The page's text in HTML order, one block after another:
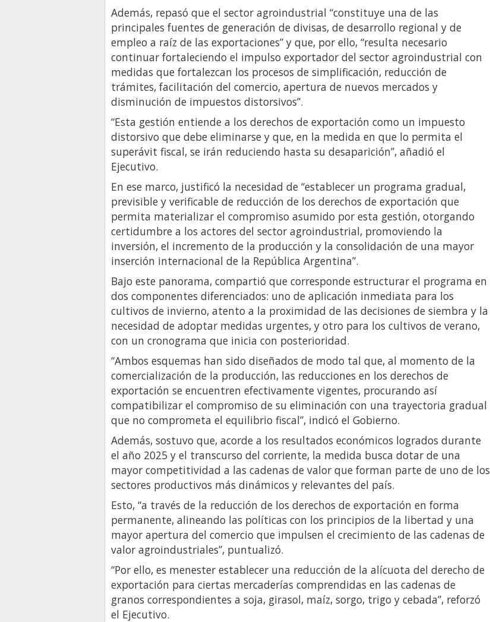
Además, repasó que el sector agroindustrial “constituye una de las
principales fuentes de generación de divisas, de desarrollo regional y de
empleo a raíz de las exportaciones” y que, por ello, “resulta necesario
continuar fortaleciendo el impulso exportador del sector agroindustrial con
medidas que fortalezcan los procesos de simplificación, reducción de
trámites, facilitación del comercio, apertura de nuevos mercados y
disminución de impuestos distorsivos”.
“Esta gestión entiende a los derechos de exportación como un impuesto
distorsivo que debe eliminarse y que, en la medida en que lo permita el
superávit fiscal, se irán reduciendo hasta su desaparición”, añadió el
Ejecutivo.
En ese marco, justificó la necesidad de “establecer un programa gradual,
previsible y verificable de reducción de los derechos de exportación que
permita materializar el compromiso asumido por esta gestión, otorgando
certidumbre a los actores del sector agroindustrial, promoviendo la
inversión, el incremento de la producción y la consolidación de una mayor
inserción internacional de la República Argentina”.
Bajo este panorama, compartió que corresponde estructurar el programa en
dos componentes diferenciados: uno de aplicación inmediata para los
cultivos de invierno, atento a la proximidad de las decisiones de siembra y la
necesidad de adoptar medidas urgentes, y otro para los cultivos de verano,
con un cronograma que inicia con posterioridad.
“Ambos esquemas han sido diseñados de modo tal que, al momento de la
comercialización de la producción, las reducciones en los derechos de
exportación se encuentren efectivamente vigentes, procurando así
compatibilizar el compromiso de su eliminación con una trayectoria gradual
que no comprometa el equilibrio fiscal”, indicó el Gobierno.
Además, sostuvo que, acorde a los resultados económicos logrados durante
el año 2025 y el transcurso del corriente, la medida busca dotar de una
mayor competitividad a las cadenas de valor que forman parte de uno de los
sectores productivos más dinámicos y relevantes del país.
Esto, “a través de la reducción de los derechos de exportación en forma
permanente, alineando las políticas con los principios de la libertad y una
mayor apertura del comercio que impulsen el crecimiento de las cadenas de
valor agroindustriales”, puntualizó.
“Por ello, es menester establecer una reducción de la alícuota del derecho de
exportación para ciertas mercaderías comprendidas en las cadenas de
granos correspondientes a soja, girasol, maíz, sorgo, trigo y cebada”, reforzó
el Ejecutivo.